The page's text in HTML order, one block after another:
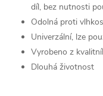
díl, bez nutnosti
Odolná proti
Univerzální, lze
Vyrobeno z
Dlouhá životnost